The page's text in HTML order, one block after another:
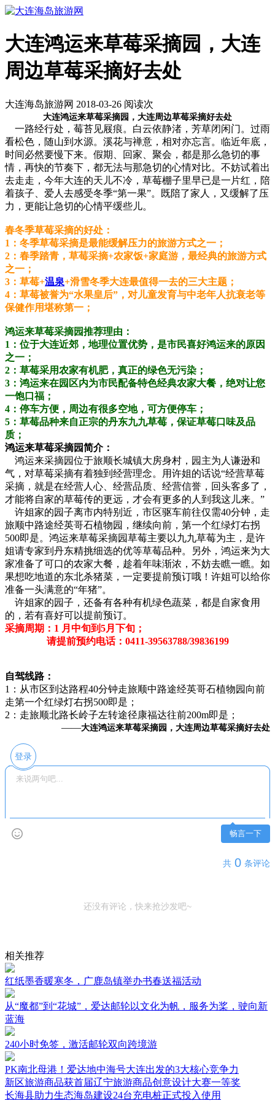
大连鸿运来草莓采摘园，大连
周边草莓采摘好去处
大连海岛旅游网 2018-03-26 阅读次
大连鸿运来草莓采摘园，大连周边草莓采摘好去处
一路经行处，莓苔见屐痕。白云依静渚，芳草闭闲门。过雨
看松色，随山到水源。溪花与禅意，相对亦忘言。临近年底，
时间必然要慢下来。假期、回家、聚会，都是那么急切的事
情，再快的节奏下，都无法与那急切的心情对比。不妨试着出
去走走，今年大连的天儿不冷，草莓棚子里早已是一片红，陪
着孩子、爱人去感受冬季“第一果”。既陪了家人，又缓解了压
力，更能让急切的心情平缓些儿。
春冬季草莓采摘的好处：
1：冬季草莓采摘是最能缓解压力的旅游方式之一；
2：春季踏青，草莓采摘+农家饭+家庭游，最经典的旅游方式
之一；
3：草莓+温泉+滑雪冬季大连最值得一去的三大主题；
4：草莓被誉为“水果皇后”，对儿童发育与中老年人抗衰老等
保健作用堪称第一；
鸿运来草莓采摘园推荐理由：
1：位于大连近郊，地理位置优势，是市民喜好鸿运来的原因
之一；
2：草莓采用农家有机肥，真正的绿色无污染；
3：鸿运来在园区内为市民配备特色经典农家大餐，绝对让您
一饱口福；
4：停车方便，周边有很多空地，可方便停车；
5：草莓品种来自正宗的丹东九九草莓，保证草莓口味及品
质；
鸿运来草莓采摘园简介：
鸿运来采摘园位于旅顺长城镇大房身村，园主为人谦逊和
气，对草莓采摘有着独到经营理念。用许姐的话说“经营草莓
采摘，就是在经营人心、经营品质、经营信誉，回头客多了，
才能将自家的草莓传的更远，才会有更多的人到我这儿来。”
许姐家的园子离市内特别近，市区驱车前往仅需40分钟，走
旅顺中路途经英哥石植物园，继续向前，第一个红绿灯右拐
500即是。鸿运来草莓采摘园草莓主要以九九草莓为主，是许
姐请专家到丹东精挑细选的优等草莓品种。另外，鸿运来为大
家准备了可口的农家大餐，趁着年味渐浓，不妨去瞧一瞧。如
果想吃地道的东北杀猪菜，一定要提前预订哦！许姐可以给你
准备一头满意的“年猪”。
许姐家的园子，还备有各种有机绿色蔬菜，都是自家食用
的，若有喜好可以提前预订。
采摘周期：1 月中旬到5月下旬；
请提前预约电话：0411-39563788/39836199
自驾线路：
1：从市区到达路程40分钟走旅顺中路途经英哥石植物园向前
走第一个红绿灯右拐500即是；
2：走旅顺北路长岭子左转途径康福达往前200m即是；
——大连鸿运来草莓采摘园，大连周边草莓采摘好去处
登录
畅言一下
共 0 条评论
还没有评论，快来抢沙发吧~
相关推荐
红纸墨香暖寒冬，广鹿岛镇举办书春送福活动
从“魔都”到“花城”，爱达邮轮以文化为帆，服务为桨，驶向新
蓝海
240小时免签，激活邮轮双向跨境游
PK南北母港！爱达地中海号大连出发的3大核心竞争力
新区旅游商品获首届辽宁旅游商品创意设计大赛一等奖
长海县助力生态海岛建设24台充电桩正式投入使用